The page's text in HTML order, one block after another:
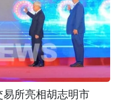
所亮相胡志明市